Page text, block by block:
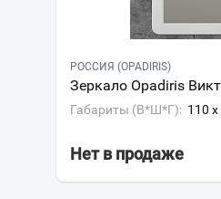
РОССИЯ (OPADIRIS)
Зеркало Opadiris
Габариты (В*Ш*Г): 110
Нет в продаже